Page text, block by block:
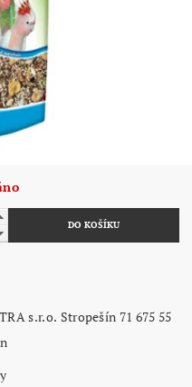
s.r.o. Stropešín 71 675 55